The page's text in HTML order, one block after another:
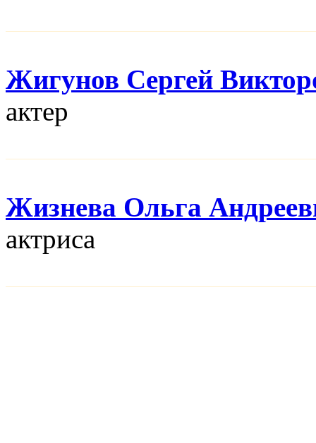
Жигунов Сергей
актер
Жизнева Ольга
актриса